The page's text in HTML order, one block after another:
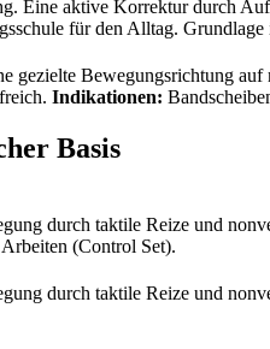
Eine aktive Korrektur durch
für den Alltag.
gezielte Bewegungsrichtung
Indikationen:
Basis
durch taktile Reize und
(Control Set).
durch taktile Reize und